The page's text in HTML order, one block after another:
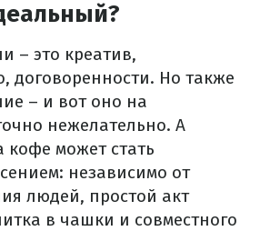
– это креатив,
договоренности. Но также
– и вот оно на
нежелательно. А
может стать
независимо от
людей, простой акт
в чашки и совместного